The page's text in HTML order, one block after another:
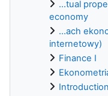
...tual
economy
...ach
internetowy)
Finance I